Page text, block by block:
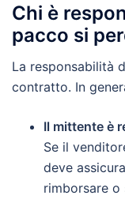
Chi è
pacco si
La responsabilità
contratto. In
Il mittente è
Se il
deve
rimborsare o